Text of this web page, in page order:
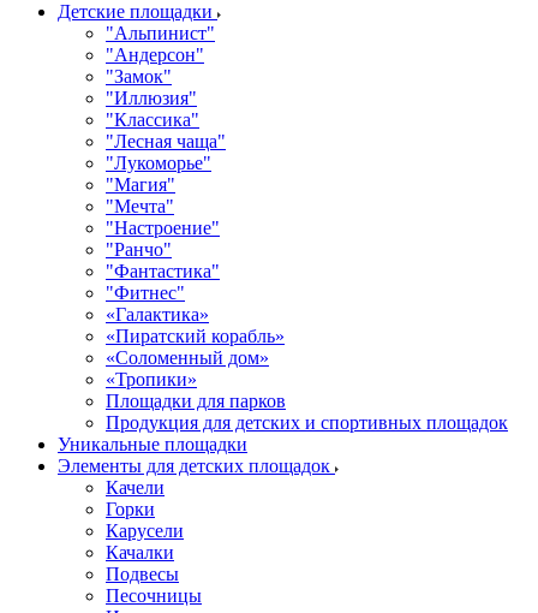
Детские площадки
"Альпинист"
"Андерсон"
"Замок"
"Иллюзия"
"Классика"
"Лесная чаща"
"Лукоморье"
"Магия"
"Мечта"
"Настроение"
"Ранчо"
"Фантастика"
"Фитнес"
«Галактика»
«Пиратский корабль»
«Соломенный дом»
«Тропики»
Площадки для парков
Продукция для детских и спортивных площадок
Уникальные площадки
Элементы для детских площадок
Качели
Горки
Карусели
Качалки
Подвесы
Песочницы